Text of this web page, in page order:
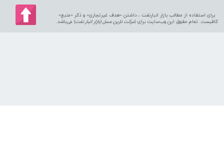
برای استفاده از مطالب بازار انبارنفت ، داشتن «هدف غیرتجاری» و ذکر «منبع»
کافیست. تمام حقوق اين وب‌سايت برای شرکت نارین عسل (بازار انبار نفت) می‌باشد.